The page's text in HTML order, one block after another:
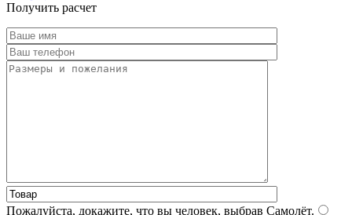
Получить расчет
Пожалуйста, докажите, что вы человек, выбрав Самолёт.